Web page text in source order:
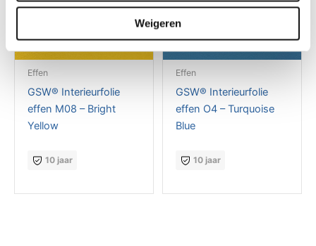
Weigeren
Effen
GSW® Interieurfolie
effen M08 – Bright
Yellow
10 jaar
Effen
GSW® Interieurfolie
effen O4 – Turquoise
Blue
10 jaar